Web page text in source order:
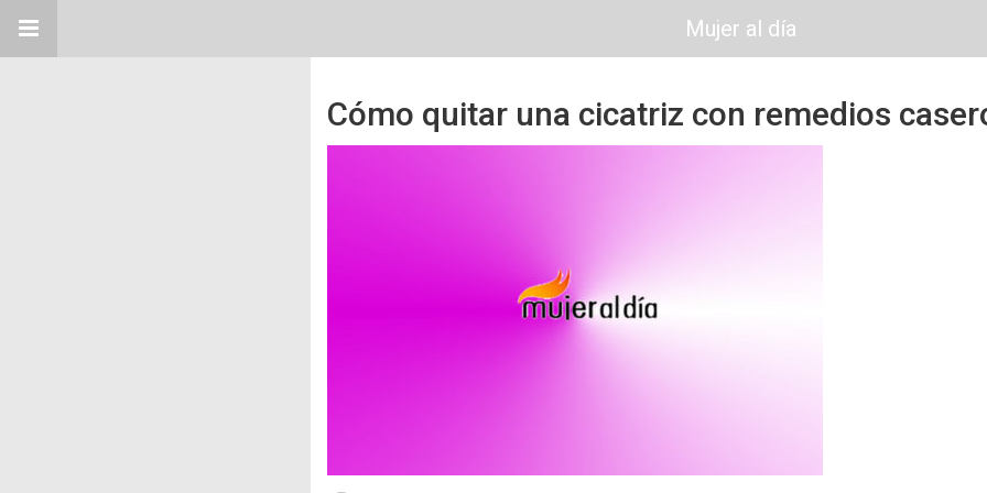
Mujer al día
Cómo quitar una cicatriz con remedios